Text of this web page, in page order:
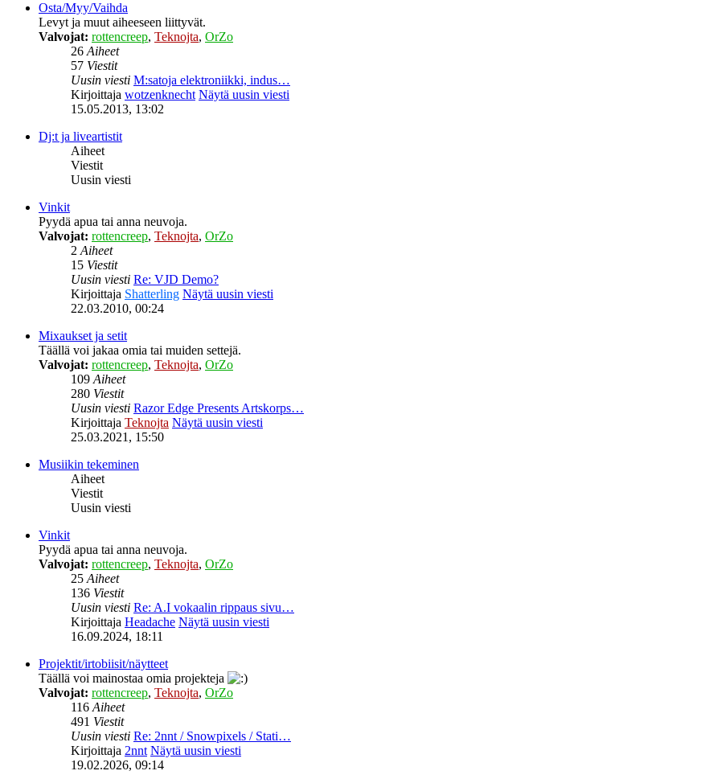
Osta/Myy/Vaihda
Levyt ja muut aiheeseen liittyvät.
Valvojat: rottencreep, Teknojta, OrZo
26Aiheet
57 Viestit
Uusin viesti M:satoja elektroniikki, indus…
Kirjoittaja wotzenknecht Näytä uusin viesti
15.05.2013, 13:02
Dj:t ja liveartistit
Aiheet
Viestit
Uusin viesti
Vinkit
Pyydä apua tai anna neuvoja.
Valvojat: rottencreep, Teknojta, OrZo
2Aiheet
15 Viestit
Uusin viesti Re: VJD Demo?
Kirjoittaja Shatterling Näytä uusin viesti
22.03.2010, 00:24
Mixaukset ja setit
Täällä voi jakaa omia tai muiden settejä.
Valvojat: rottencreep, Teknojta, OrZo
109Aiheet
280 Viestit
Uusin viesti Razor Edge Presents Artskorps…
Kirjoittaja Teknojta Näytä uusin viesti
25.03.2021, 15:50
Musiikin tekeminen
Aiheet
Viestit
Uusin viesti
Vinkit
Pyydä apua tai anna neuvoja.
Valvojat: rottencreep, Teknojta, OrZo
25Aiheet
136 Viestit
Uusin viesti Re: A.I vokaalin rippaus sivu…
Kirjoittaja Headache Näytä uusin viesti
16.09.2024, 18:11
Projektit/irtobiisit/näytteet
Täällä voi mainostaa omia projekteja
Valvojat: rottencreep, Teknojta, OrZo
116Aiheet
491 Viestit
Uusin viesti Re: 2nnt / Snowpixels / Stati…
Kirjoittaja 2nnt Näytä uusin viesti
19.02.2026, 09:14